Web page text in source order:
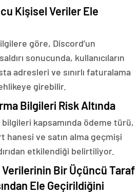
Kişisel Veriler Ele
göre, Discord’un
sonucunda, kullanıcıların
adresleri ve sınırlı faturalama
girebilir.
Bilgileri Risk Altında
bilgileri kapsamında ödeme türü,
hanesi ve satın alma geçmişi
etkilendiği belirtiliyor.
Verilerinin Bir Üçüncü Taraf
Ele Geçirildiğini